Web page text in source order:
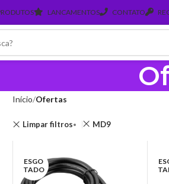
LANCAMENTOS CONTATO
Início Ofertas
Limpar filtros MD9
ESGO
TADO